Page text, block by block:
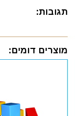
תגובות:
מוצרים דומים: